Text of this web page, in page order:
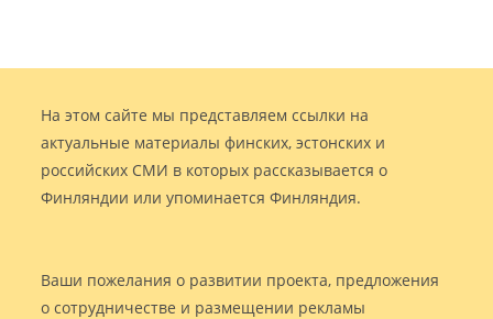
На этом сайте мы представляем ссылки на
актуальные материалы финских, эстонских и
российских СМИ в которых рассказывается о
Финляндии или упоминается Финляндия.
Ваши пожелания о развитии проекта, предложения
о сотрудничестве и размещении рекламы